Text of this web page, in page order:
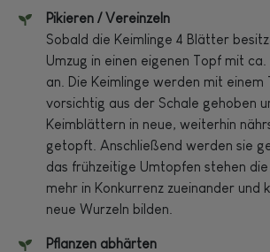
Pikieren / Vereinzeln
Sobald die Keimlinge 4 Blätter
Umzug in einen eigenen Topf mit
an. Die Keimlinge werden mit einem
vorsichtig aus der Schale gehoben
Keimblättern in neue, weiterhin
getopft. Anschließend werden sie
das frühzeitige Umtopfen stehen
mehr in Konkurrenz zueinander und
neue Wurzeln bilden.
Pflanzen abhärten